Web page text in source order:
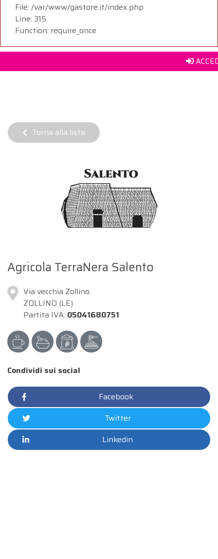
File: /var/www/gastore.it/index.php
Line: 315
Function: require_once
Torna alla lista
Agricola TerraNera Salento
Via vecchia Zollino
ZOLLINO (LE)
Partita IVA: 05041680751
Condividi sui social
Facebook
Twitter
Linkedin